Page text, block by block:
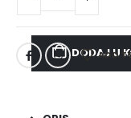
DODAJ U
ADD